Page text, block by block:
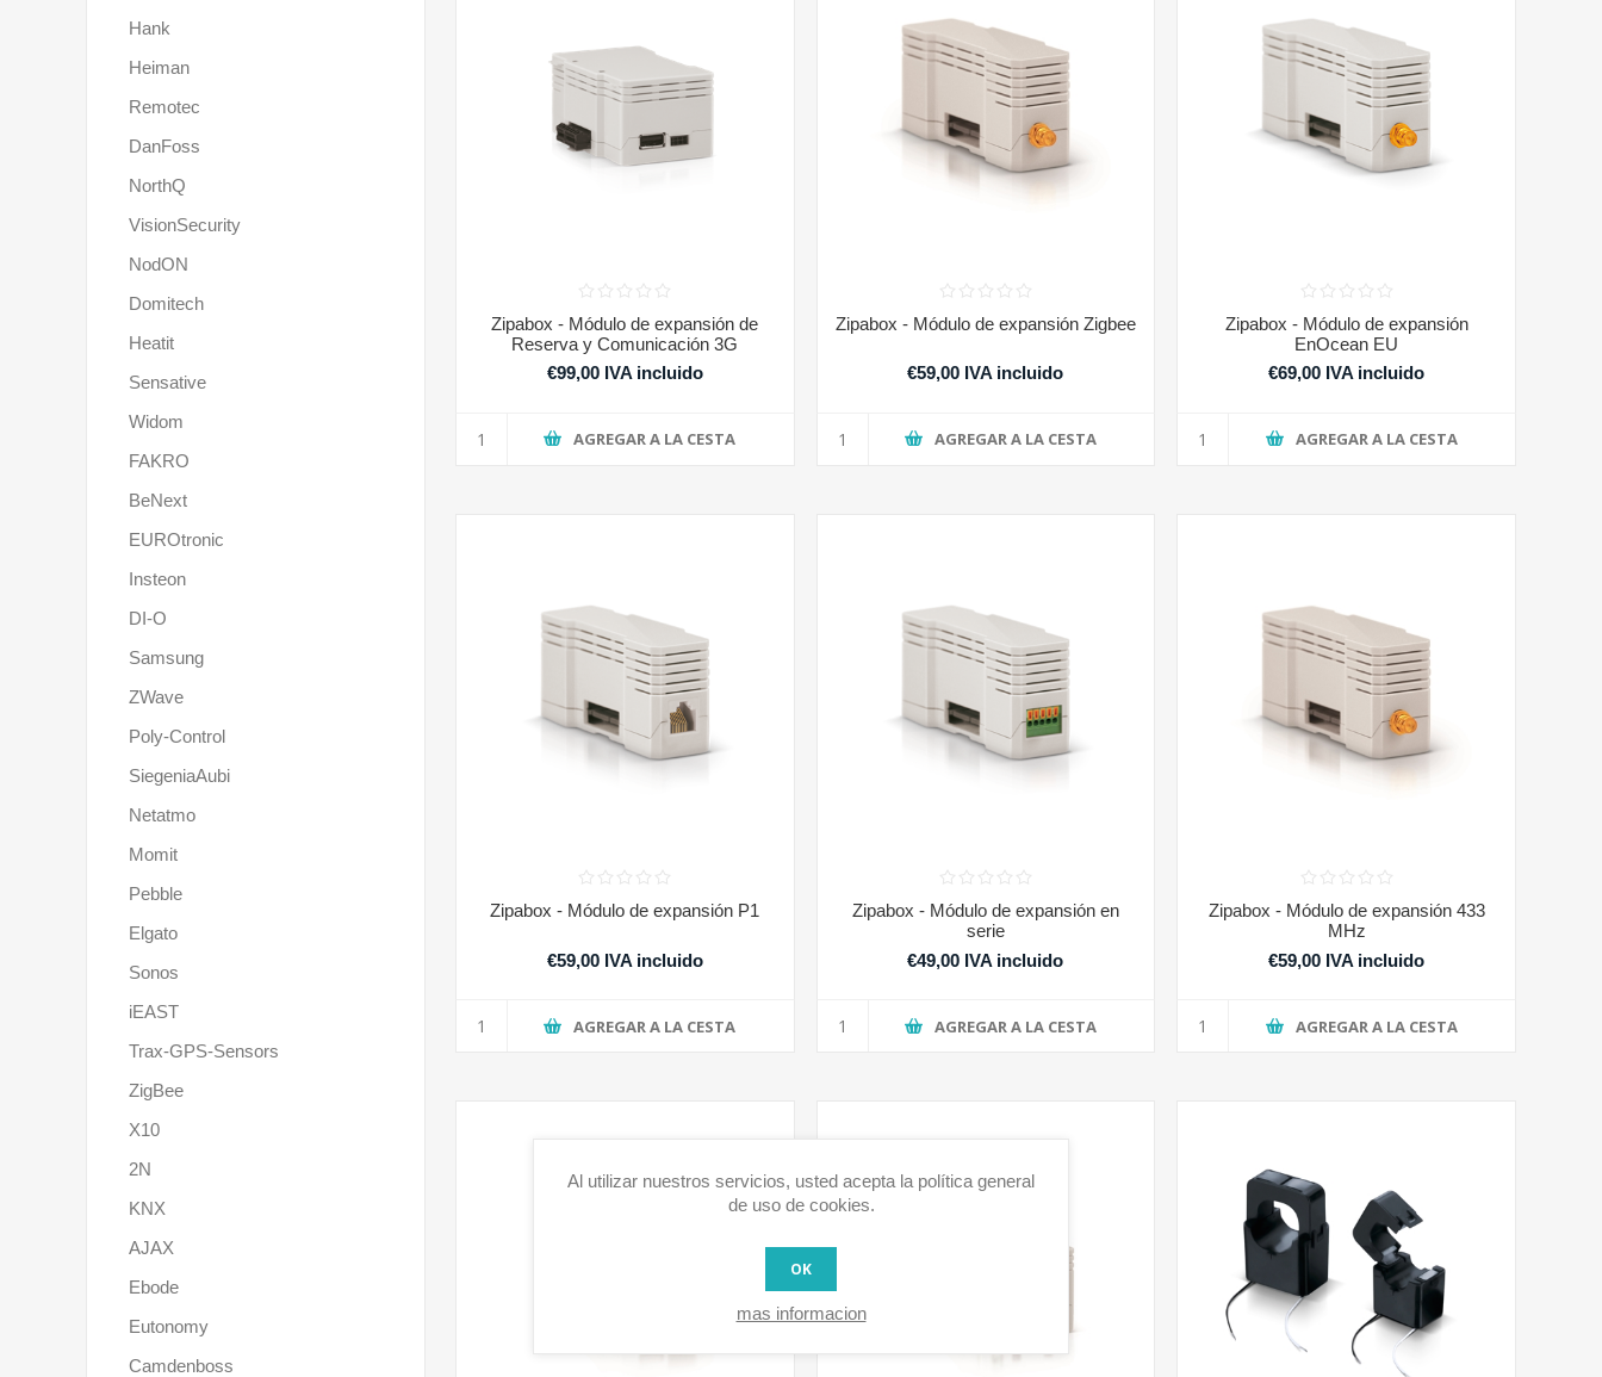
Zipabox - Módulo de expansión de
Reserva y Comunicación 3G
€99,00 IVA incluido
AGREGAR A LA CESTA
Zipabox - Módulo de expansión Zigbee
€59,00 IVA incluido
AGREGAR A LA CESTA
Zipabox - Módulo de expansión
EnOcean EU
€69,00 IVA incluido
AGREGAR A LA CESTA
Zipabox - Módulo de expansión P1
€59,00 IVA incluido
AGREGAR A LA CESTA
Zipabox - Módulo de expansión en
serie
€49,00 IVA incluido
AGREGAR A LA CESTA
Zipabox - Módulo de expansión 433
MHz
€59,00 IVA incluido
AGREGAR A LA CESTA
Hank
Heiman
Remotec
DanFoss
NorthQ
VisionSecurity
NodON
Domitech
Heatit
Sensative
Widom
FAKRO
BeNext
EUROtronic
Insteon
DI-O
Samsung
ZWave
Poly-Control
SiegeniaAubi
Netatmo
Momit
Pebble
Elgato
Sonos
iEAST
Trax-GPS-Sensors
ZigBee
X10
2N
KNX
AJAX
Ebode
Eutonomy
Camdenboss
Al utilizar nuestros servicios, usted acepta la política general
de uso de cookies.
OK
mas informacion